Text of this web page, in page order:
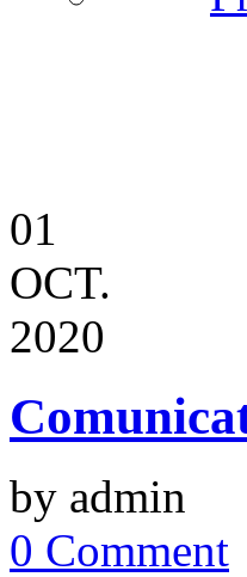
01
OCT.
2020
by admin
0 Comment